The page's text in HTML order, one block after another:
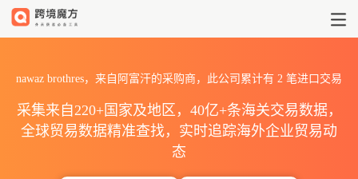
nawaz brothres，来自阿富汗的采购商，此公司累计有 2 笔进口交易
采集来自220+国家及地区，40亿+条海关交易数据，
全球贸易数据精准查找，实时追踪海外企业贸易动
态